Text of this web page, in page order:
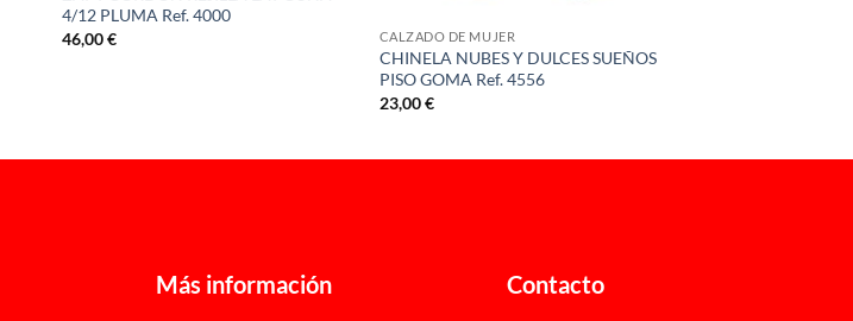
4/12 PLUMA Ref. 4000
46,00€ CALZADO DE MUJER
CHINELA NUBES Y DULCES SUEÑOS
PISO GOMA Ref. 4556
23,00€
Más información Contacto